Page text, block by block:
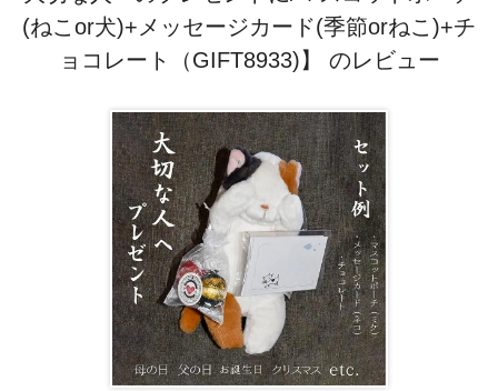
(ねこor犬)+メッセージカード(季節orねこ)+チ
ョコレート（GIFT8933)】 のレビュー